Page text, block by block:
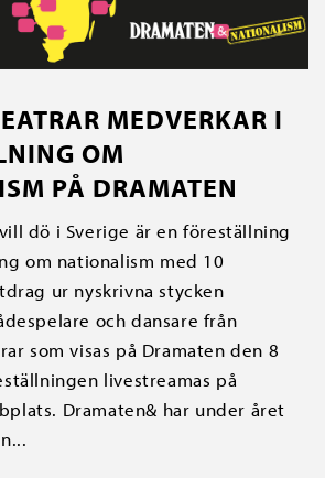
MEDVERKAR I
OM
PÅ DRAMATEN
dö i Sverige är en föreställning
om nationalism med 10
ur nyskrivna stycken
och dansare från
som visas på Dramaten den 8
livestreamas på
Dramaten& har under året